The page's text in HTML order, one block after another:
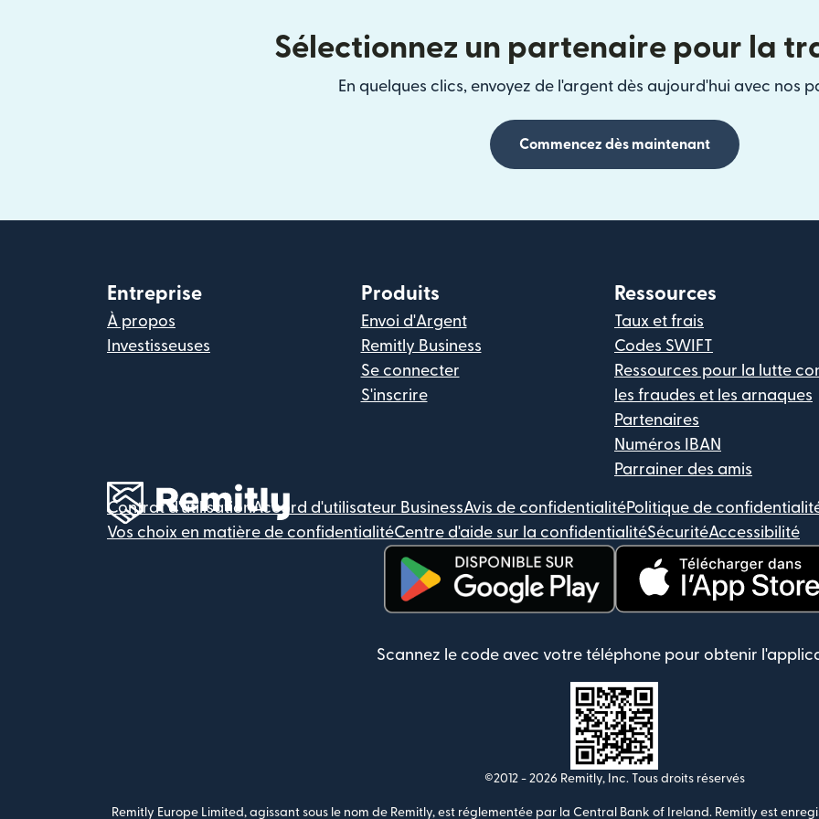
Sélectionnez un partenaire pour la
En quelques clics, envoyez de l'argent dès aujourd'hui avec nos
Commencez dès maintenant
Entreprise
À propos
Investisseuses
Produits
Envoi d'Argent
Remitly Business
Se connecter
S'inscrire
Ressources
Taux et frais
Codes SWIFT
Ressources pour la lutte
les fraudes et les arnaques
Partenaires
Numéros IBAN
Parrainer des amis
Contrat d'utilisationAccord d'utilisateur BusinessAvis de confidentialitéPolitique de
Vos choix en matière de confidentialitéCentre d'aide sur la confidentialitéSécuritéAccessibilité
Scannez le code avec votre téléphone pour obtenir
©2012 - 2026 Remitly, Inc. Tous droits réservés
Remitly Europe Limited, agissant sous le nom de Remitly, est réglementée par la Central Bank of Ireland. Remitly est